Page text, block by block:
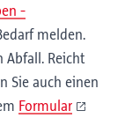
-
melden.
Abfall. Reicht
Sie auch einen
Formular